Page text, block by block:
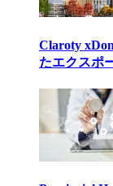
Claroty
たエクスポ